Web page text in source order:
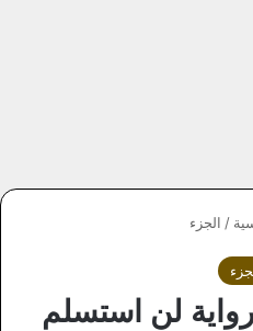
/ الجزء
لن استسلم